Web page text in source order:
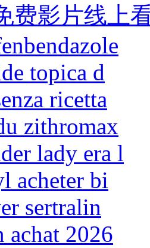
费影片线上
topica d
ricetta
zithromax
lady era l
acheter bi
sertralin
achat 2026